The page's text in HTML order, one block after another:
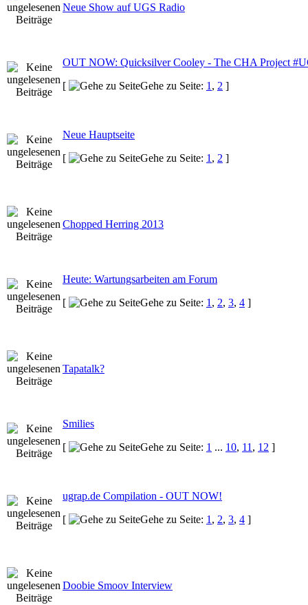
Neue Show auf UGS Radio
OUT NOW: Quicksilver Cooley - The CHA Project
[
Gehe zu Seite: 1 , 2 ]
Neue Hauptseite
[
Gehe zu Seite: 1 , 2 ]
Chopped Herring 2013
Heute: Wartungsarbeiten am Forum
[
Gehe zu Seite: 1 , 2, 3, 4 ]
Tapatalk?
Smilies
[
Gehe zu Seite: 1 ... 10, 11 , 12 ]
ugrap.de Compilation - OUT NOW!
[
Gehe zu Seite: 1 , 2, 3, 4 ]
Doobie Smoov Interview